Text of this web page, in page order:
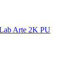
Arte 2K PU